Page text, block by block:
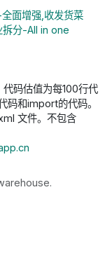
面增强,收发货菜
拆分-All in one
码估值为每100行代
码和import的代码。
文件。不包含